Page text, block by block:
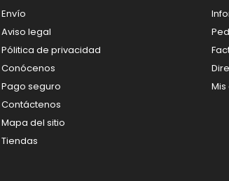
Envío
Aviso legal
Pólitica de privacidad
Conócenos
Pago seguro
Contáctenos
Mapa del sitio
Tiendas